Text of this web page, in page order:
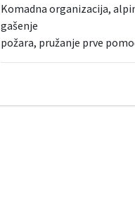
Komadna organizacija,
gašenje
požara, pružanje prve